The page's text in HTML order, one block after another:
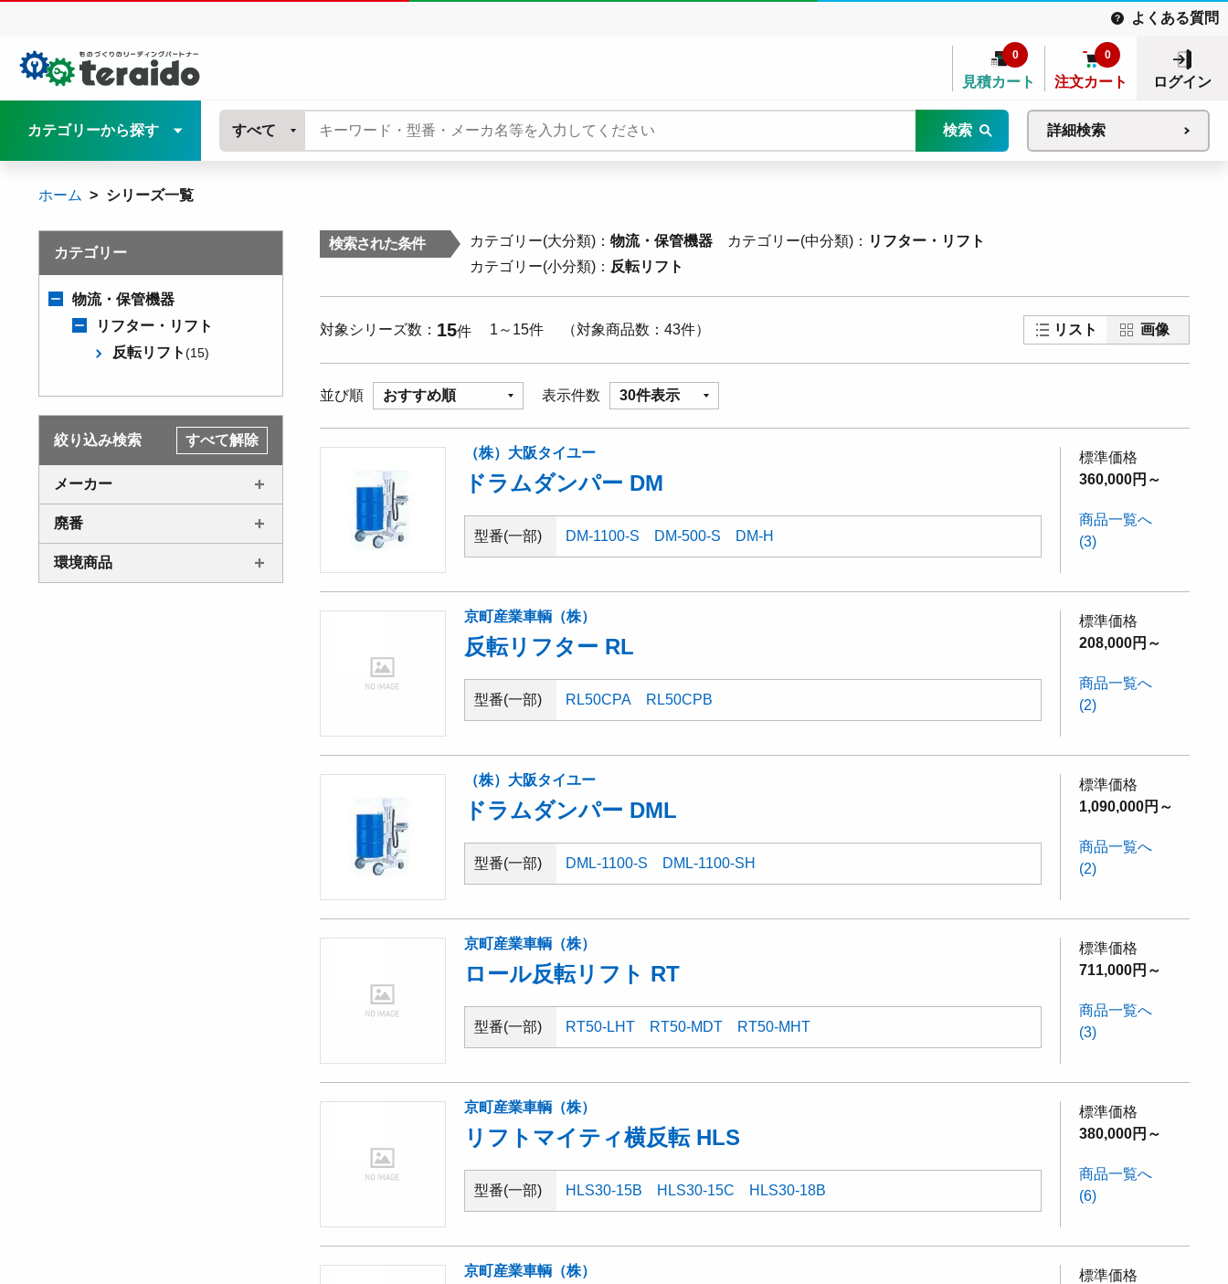
よくある質問
見積カート
0
注文カート
0
ログイン
カテゴリーから探す すべて 検索 詳細検索
ホーム シリーズ一覧
カテゴリー
物流・保管機器
リフター・リフト
反転リフト(15)
絞り込み検索 すべて解除
メーカー
廃番
環境商品
検索された条件 カテゴリー(大分類) 物流・保管機器 カテゴリー(中分類)
リフター・リフト
カテゴリー(小分類)
反転リフト
対象シリーズ数 15件 1～15件 対象商品数 43件 リスト 画像
並び順 おすすめ順 表示件数 30件表示
（株）大阪タイユー
ドラムダンパー DM
型番(一部) DM-1100-S DM-500-S DM-H
標準価格
360,000円～
商品一覧へ
(3)
京町産業車輌（株）
反転リフター RL
型番(一部) RL50CPA RL50CPB
標準価格
208,000円～
商品一覧へ
(2)
（株）大阪タイユー
ドラムダンパー DML
型番(一部) DML-1100-S DML-1100-SH
標準価格
1,090,000円～
商品一覧へ
(2)
京町産業車輌（株）
ロール反転リフト RT
型番(一部) RT50-LHT RT50-MDT RT50-MHT
標準価格
711,000円～
商品一覧へ
(3)
京町産業車輌（株）
リフトマイティ横反転 HLS
型番(一部) HLS30-15B HLS30-15C HLS30-18B
標準価格
380,000円～
商品一覧へ
(6)
京町産業車輌（株）
標準価格